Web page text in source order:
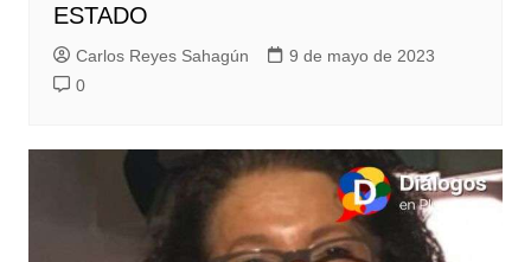
ESTADO
Carlos Reyes Sahagún
9 de mayo de 2023
0